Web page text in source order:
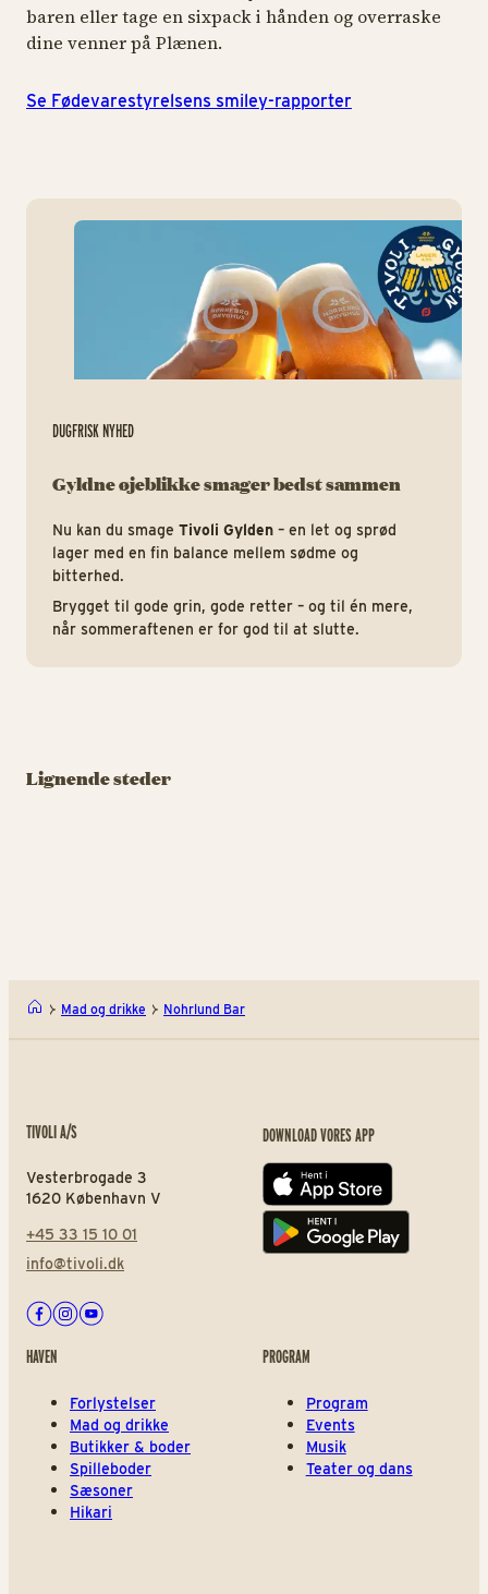
baren eller tage en sixpack i hånden og overraske
dine venner på Plænen.
Se Fødevarestyrelsens smiley-rapporter
DUGFRISK NYHED
Gyldne øjeblikke smager bedst sammen
Nu kan du smage Tivoli Gylden – en let og sprød
lager med en fin balance mellem sødme og
bitterhed.
Brygget til gode grin, gode retter – og til én mere,
når sommeraftenen er for god til at slutte.
Lignende steder
Ølgrotten
Mad og drikke Nohrlund Bar
TIVOLI A/S
Vesterbrogade 3
1620 København V
+45 33 15 10 01
info@tivoli.dk
Facebook
Instagram
Youtube
DOWNLOAD VORES APP
App store
Play store
HAVEN
Forlystelser
Mad og drikke
Butikker & boder
Spilleboder
Sæsoner
Hikari
PROGRAM
Program
Events
Musik
Teater og dans